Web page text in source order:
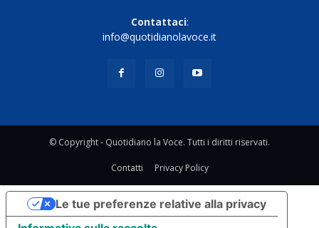
Contattaci:
info@quotidianolavoce.it
© Copyright - Quotidiano la Voce. Tutti i diritti riservati.
Contatti Privacy Policy
Le tue preferenze relative alla privacy